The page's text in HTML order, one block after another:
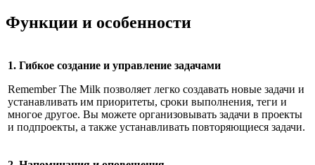
Функции и особенности
1. Гибкое создание и управление задачами
Remember The Milk позволяет легко создавать новые задачи и
устанавливать им приоритеты, сроки выполнения, теги и
многое другое. Вы можете организовывать задачи в проекты
и подпроекты, а также устанавливать повторяющиеся задачи.